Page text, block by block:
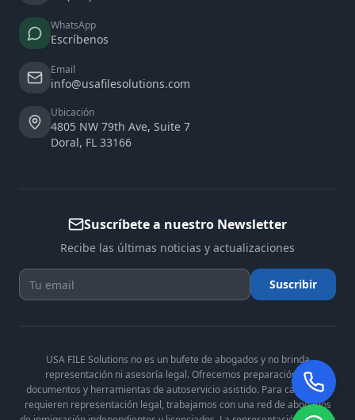
WhatsApp
Escríbenos
Email
info@usafilesolutions.com
Ubicación
4805 NW 79th Ave, Suite 7
Doral, FL 33166
Suscríbete a nuestro Newsletter
Recibe las últimas noticias y actualizaciones
Suscribir
USA FILE Solutions no es un bufete de abogados y no brinda
representación ni asesoría legal. Ofrecemos preparación de
documentos y herramientas de autoservicio asistido. Para casos que
requieren representación legal, trabajamos con una red de abogados